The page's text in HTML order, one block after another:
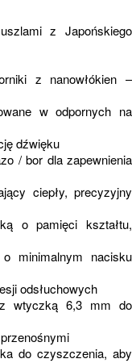
z Japońskiego
z nanowłókien –
w odpornych na
dźwięku
/ bor dla zapewnienia
ciepły, precyzyjny
o pamięci kształtu,
minimalnym nacisku
odsłuchowych
wtyczką 6,3 mm do
do czyszczenia, aby